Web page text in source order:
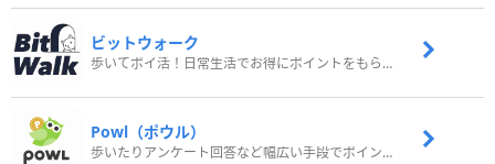
ビットウォーク
歩いてポイ活！日常生活でお得にポイントをもらおう
Powl（ポウル）
歩いたりアンケート回答など幅広い手段でポイントをゲット